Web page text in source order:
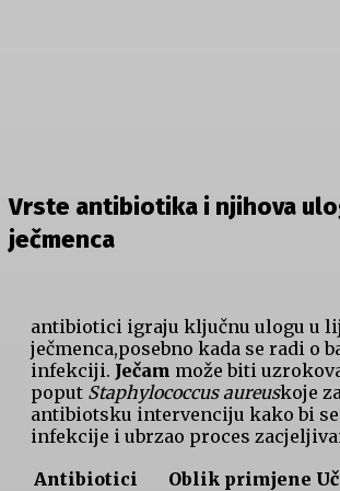
Vrste antibiotika i njihova
ječmenca
antibiotici‌ igraju​ ključnu ulogu u
ječmenca,posebno kada se radi o
infekciji. Ječam može biti
poput Staphylococcus aureuskoje
antibiotsku intervenciju kako bi
infekcije i ubrzao proces
Antibiotici
Oblik primjene